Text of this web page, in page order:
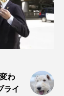
わ
ライ